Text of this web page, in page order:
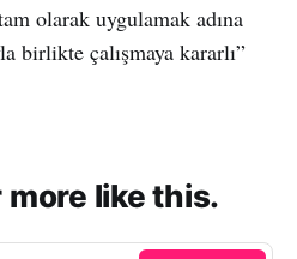
olarak uygulamak adına
birlikte çalışmaya kararlı”
more like this.